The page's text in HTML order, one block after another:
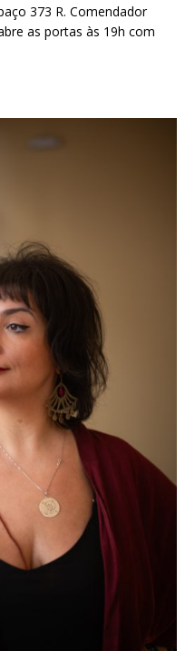
373 R. Comendador
as portas às 19h com